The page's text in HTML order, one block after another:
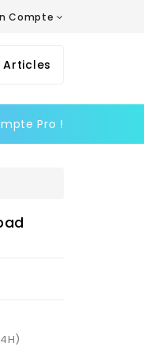
Compte
Articles
Pro !